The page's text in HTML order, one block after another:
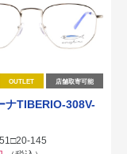
OUTLET 店舗取寄可能
ナTIBERIO-308V-
145